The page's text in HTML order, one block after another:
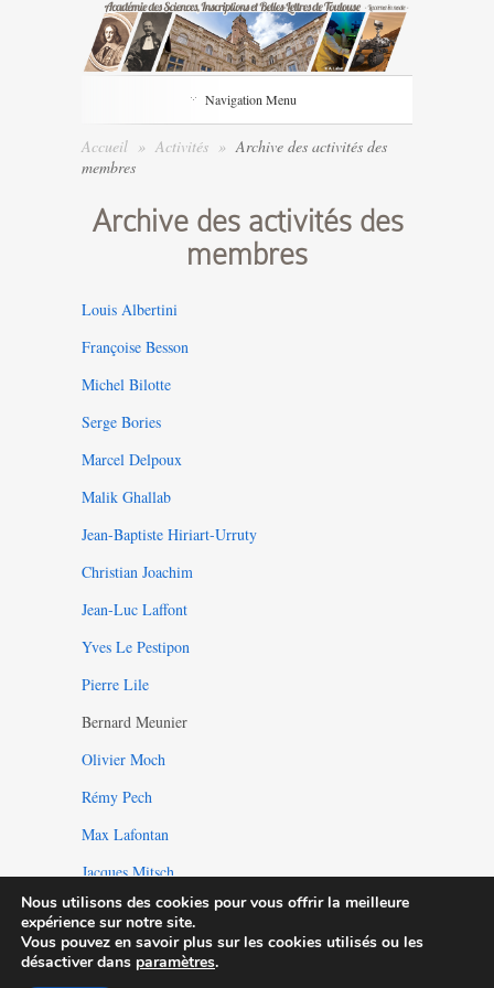
Navigation Menu
Accueil » Activités » Archive des activités des
membres
Archive des activités des
membres
Louis Albertini
Françoise Besson
Michel Bilotte
Serge Bories
Marcel Delpoux
Malik Ghallab
Jean-Baptiste Hiriart-Urruty
Christian Joachim
Jean-Luc Laffont
Yves Le Pestipon
Pierre Lile
Bernard Meunier
Olivier Moch
Rémy Pech
Max Lafontan
Jacques Mitsch
Nous utilisons des cookies pour vous offrir la meilleure
expérience sur notre site.
Vous pouvez en savoir plus sur les cookies utilisés ou les
désactiver dans paramètres.